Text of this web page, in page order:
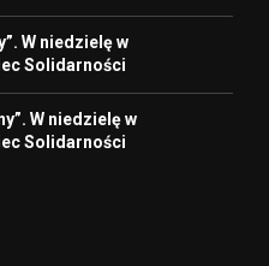
W niedzielę w
Solidarności
W niedzielę w
Solidarności